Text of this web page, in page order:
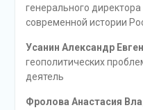
генерального
современной истории
Усанин Александр
геополитических
деятель
Фролова Анастасия